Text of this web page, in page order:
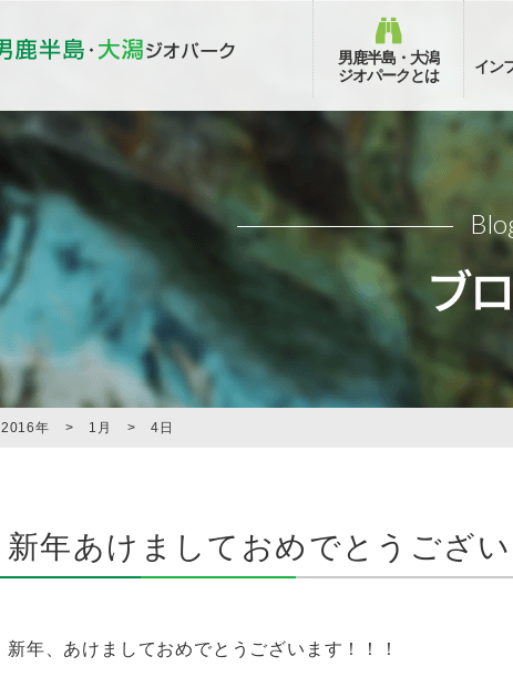
男鹿半島・大潟
ジオパークとは
イン
2016年 > 1月 > 4日
新年あけましておめでとうござい
新年、あけましておめでとうございます！！！